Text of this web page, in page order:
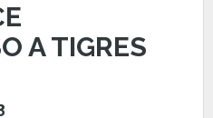
A TIGRES